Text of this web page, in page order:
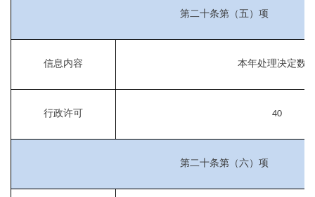
第二十条第（五）项
信息内容 本年处理决定数
行政许可 40
第二十条第（六）项